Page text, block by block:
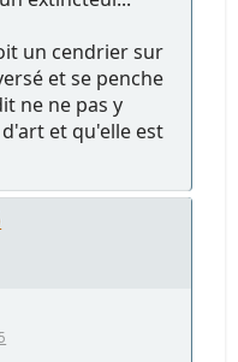
un cendrier sur
et se penche
ne ne pas y
et qu'elle est